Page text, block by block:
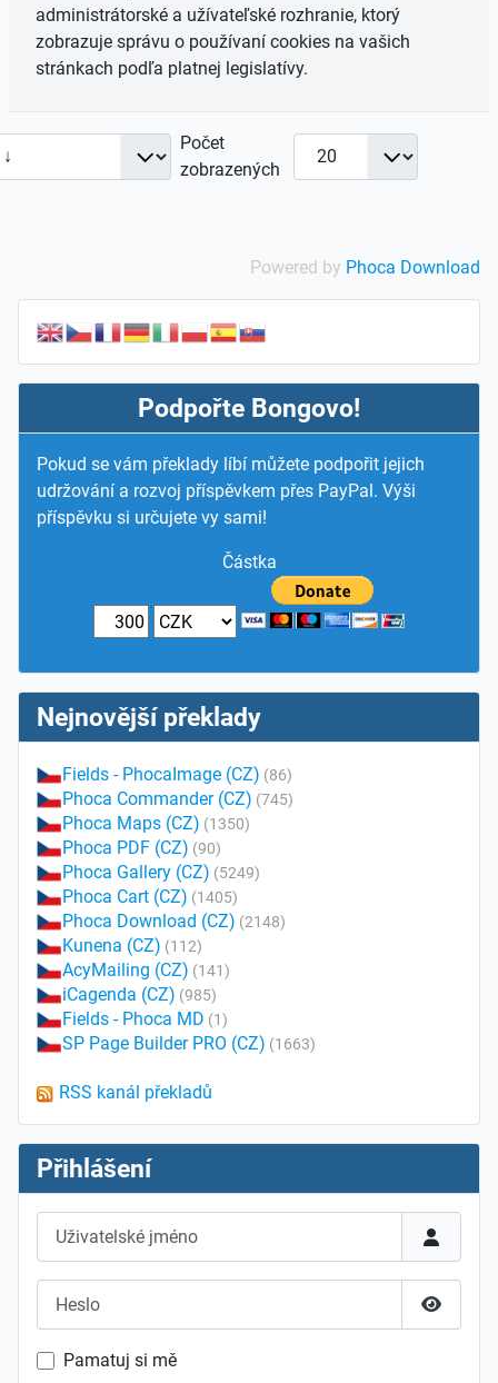
administrátorské a užívateľské rozhranie, ktorý
zobrazuje správu o používaní cookies na vašich
stránkach podľa platnej legislatívy.
Počet
zobrazených
Powered by Phoca Download
Podpořte Bongovo!
Pokud se vám překlady líbí můžete podpořit jejich
udržování a rozvoj příspěvkem přes PayPal. Výši
příspěvku si určujete vy sami!
Částka
Nejnovější překlady
Fields - PhocaImage (CZ) (86)
Phoca Commander (CZ) (745)
Phoca Maps (CZ) (1350)
Phoca PDF (CZ) (90)
Phoca Gallery (CZ) (5249)
Phoca Cart (CZ) (1405)
Phoca Download (CZ) (2148)
Kunena (CZ) (112)
AcyMailing (CZ) (141)
iCagenda (CZ) (985)
Fields - Phoca MD (1)
SP Page Builder PRO (CZ) (1663)
RSS kanál překladů
Přihlášení
Pamatuj si mě